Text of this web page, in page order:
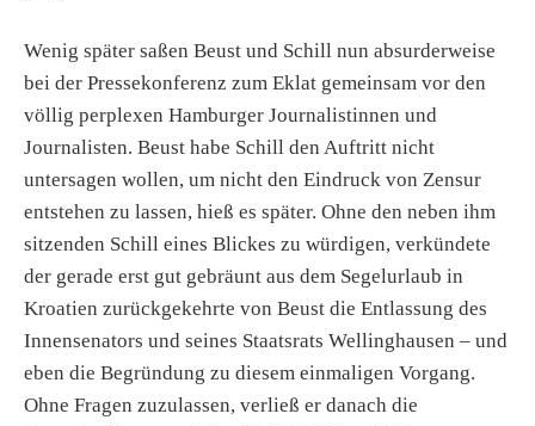
Wenig später saßen Beust und Schill nun absurderweise
bei der Pressekonferenz zum Eklat gemeinsam vor den
völlig perplexen Hamburger Journalistinnen und
Journalisten. Beust habe Schill den Auftritt nicht
untersagen wollen, um nicht den Eindruck von Zensur
entstehen zu lassen, hieß es später. Ohne den neben ihm
sitzenden Schill eines Blickes zu würdigen, verkündete
der gerade erst gut gebräunt aus dem Segelurlaub in
Kroatien zurückgekehrte von Beust die Entlassung des
Innensenators und seines Staatsrats Wellinghausen – und
eben die Begründung zu diesem einmaligen Vorgang.
Ohne Fragen zuzulassen, verließ er danach die